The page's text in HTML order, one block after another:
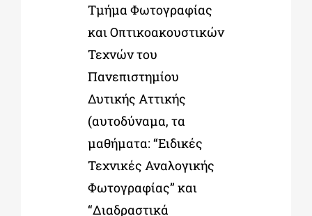
Τµήµα Φωτογραφίας
και Οπτικοακουστικών
Τεχνών του
Πανεπιστηµίου
Δυτικής Αττικής
(αυτοδύναµα, τα
µαθήµατα: “Ειδικές
Τεχνικές Αναλογικής
Φωτογραφίας” και
“Διαδραστικά